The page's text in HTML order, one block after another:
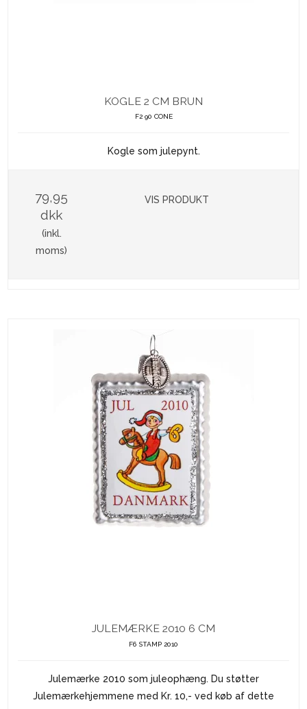
KOGLE 2 CM BRUN
F2 90 CONE
Kogle som julepynt.
79,95
dkk
(inkl.
moms)
VIS PRODUKT
JULEMÆRKE 2010 6 CM
F6 STAMP 2010
Julemærke 2010 som juleophæng. Du støtter
Julemærkehjemmene med Kr. 10,- ved køb af dette